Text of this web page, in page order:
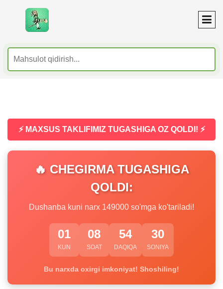
⚡ MAXSUS TAKLIFIMIZ TUGASHIGA OZ QOLDI! ⚡
🔥 CHEGIRMA TUGASHIGA
QOLDI:
Dushanba kuni narx 149000 so'mga ko'tariladi!
01
KUN
08
SOAT
54
DAQIQA
30
SONIYA
Bu narxda oxirgi imkoniyat! Shoshiling!